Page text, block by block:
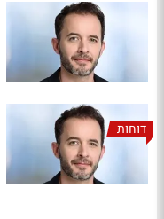
דוחות